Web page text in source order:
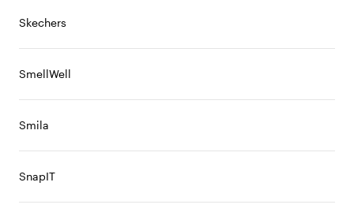
Skechers
SmellWell
Smila
SnapIT